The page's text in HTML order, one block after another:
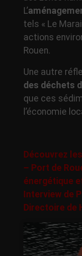
L’
tels « Le
actions
Rouen.
Une autre
des déchets
que ces
l’économie
Découvrez
– Port de
énergétique
Interview de
Directoire de